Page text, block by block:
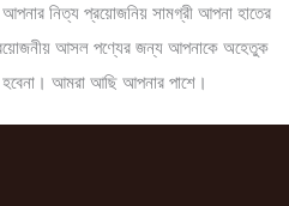
নিত্য প্রয়োজনিয় সামগ্রী আপনা হাতের
আসল পণ্যের জন্য আপনাকে অহেতুক
আমরা আছি আপনার পাশে।